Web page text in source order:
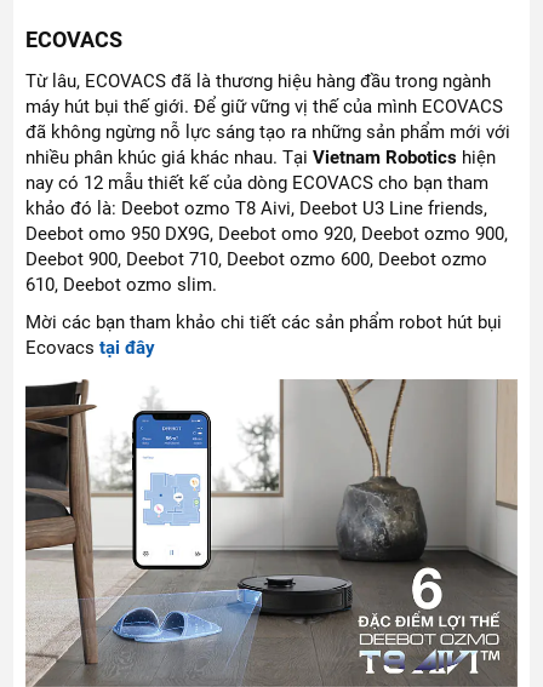
ECOVACS
Từ lâu, ECOVACS đã là thương hiệu hàng đầu trong ngành
máy hút bụi thế giới. Để giữ vững vị thế của mình ECOVACS
đã không ngừng nỗ lực sáng tạo ra những sản phẩm mới với
nhiều phân khúc giá khác nhau. TạiVietnam Robotics hiện
nay có 12 mẫu thiết kế của dòng ECOVACS cho bạn tham
khảo đó là: Deebot ozmo T8 Aivi, Deebot U3 Line friends,
Deebot omo 950 DX9G, Deebot omo 920, Deebot ozmo 900,
Deebot 900, Deebot 710, Deebot ozmo 600, Deebot ozmo
610, Deebot ozmo slim.
Mời các bạn tham khảo chi tiết các sản phẩm robot hút bụi
Ecovacstại đây